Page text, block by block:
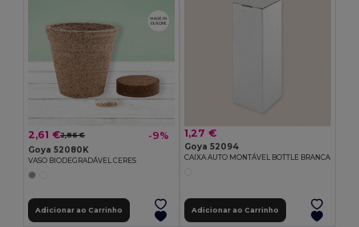
2,61 €2,86 € -9%
Goya 52080K
VASO BIODEGRADÁVEL CERES
Adicionar ao Carrinho
1,27 €
Goya 52094
CAIXA AUTO MONTÁVEL BOTTLE BRANCA
Adicionar ao Carrinho